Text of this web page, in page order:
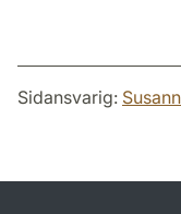
Sidansvarig: